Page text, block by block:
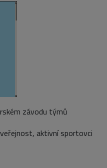
závodu týmů
aktivní sportovci